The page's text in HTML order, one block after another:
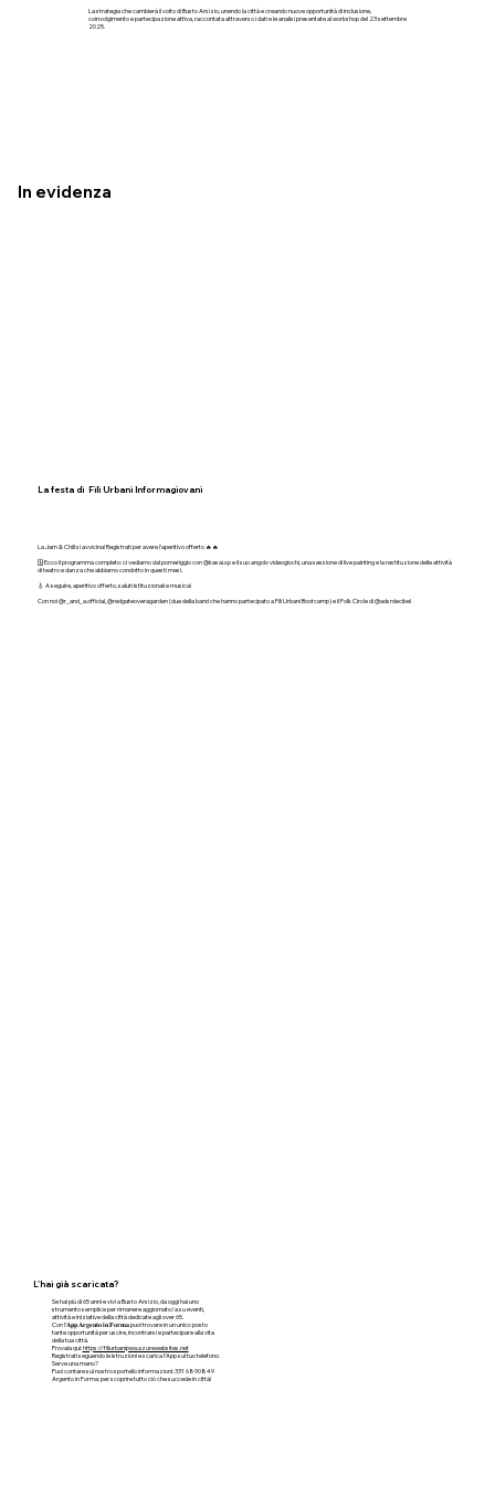
La strategia che cambierà il volto di Busto Arsizio, unendo la città e creando nuove opportunità di inclusione,
coinvolgimento e partecipazione attiva, raccontata attraverso i dati e le analisi presentate al workshop del 23 settembre
2025.
In evidenza
La festa di Fili Urbani Informagiovani
La Jam & Chill si avvicina! Registrati per avere l’aperitivo offerto 🔥🔥
🗓️ Ecco il programma completo: ci vediamo dal pomeriggio con @kasai.xp e il suo angolo videogiochi, una sessione di live painting e la restituzione delle attività
di teatro e danza che abbiamo condotto in questi mesi.
🎸 A seguire, aperitivo offerto, saluti istituzionali e musica!
Con noi @r_and_a.official, @redgateoveragarden (due della band che hanno partecipato a Fili Urbani Bootcamp) e il Folk Circle di @adsrdecibel
Se hai più di 65 anni e vivi a Busto Arsizio, da oggi hai uno
strumento semplice per rimanere aggiornato/a su eventi,
attività e iniziative della città dedicate agli over 65.
Con l’𝐀𝐩𝐩 𝐀𝐫𝐠𝐞𝐧𝐭𝐨 𝐢𝐧 𝐅𝐨𝐫𝐦𝐚 puoi trovare in un unico posto
tante opportunità per uscire, incontrarsi e partecipare alla vita
della tua città.
Provala qui:https://filiurbanipwa.azurewebsites.net
Registrati seguendo le istruzioni e scarica l’App sul tuo telefono.
Serve una mano?
Puoi contare sul nostro sportello informazioni: 331 6890849
Argento in Forma: per scoprire tutto ciò che succede in città!
L'hai già scaricata?